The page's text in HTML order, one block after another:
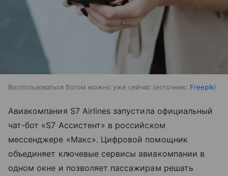
Воспользоваться ботом можно уже сейчас источник: Freepik
Авиакомпания S7 Airlines запустила официальный
чат-бот «S7 Ассистент» в российском
мессенджере «Макс». Цифровой помощник
объединяет ключевые сервисы авиакомпании в
одном окне и позволяет пассажирам решать